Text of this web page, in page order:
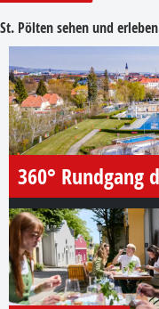
St. Pölten sehen und
360° Rundgang